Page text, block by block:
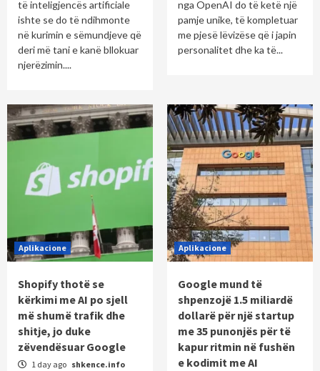
të inteligjencës artificiale
ishte se do të ndihmonte
në kurimin e sëmundjeve që
deri më tani e kanë bllokuar
njerëzimin....
nga OpenAI do të ketë një
pamje unike, të kompletuar
me pjesë lëvizëse që i japin
personalitet dhe ka të...
Aplikacione
Shopify thotë se
kërkimi me AI po sjell
më shumë trafik dhe
shitje, jo duke
zëvendësuar Google
1 day ago shkence.info
Aplikacione
Google mund të
shpenzojë 1.5 miliardë
dollarë për një startup
me 35 punonjës për të
kapur ritmin në fushën
e kodimit me AI